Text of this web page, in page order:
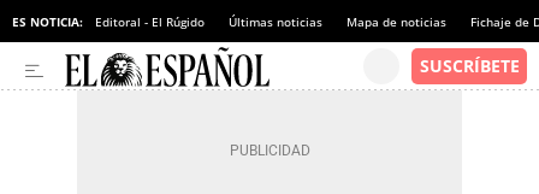
ES NOTICIA: Editoral - El Rúgido Últimas noticias Mapa de noticias Fichaje de